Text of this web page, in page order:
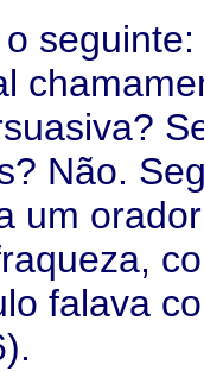
Não.
um
falava